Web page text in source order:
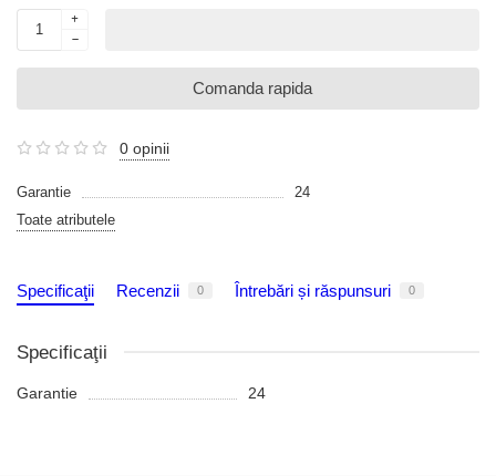
Comanda rapida
0 opinii
Garantie
24
Toate atributele
Specificaţii Recenzii 0 Întrebări și răspunsuri 0
Specificaţii
Garantie 24